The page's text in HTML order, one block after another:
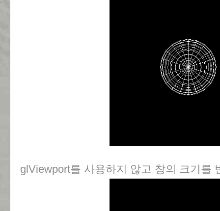
glViewport를 사용하지 않고 창의 크기를